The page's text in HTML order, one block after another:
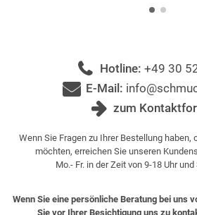
Hotline: +49 30
E-Mail:
zum
Wenn Sie Fragen zu Ihrer Bestellung
möchten, erreichen Sie unseren
Mo.- Fr. in der Zeit von 9-18 Uhr und
Wenn Sie eine persönliche Beratung bei uns
Sie vor Ihrer Besichtigung uns zu